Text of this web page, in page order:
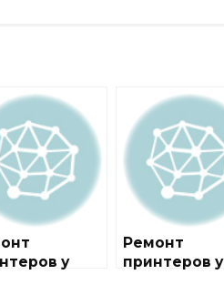
у
Ремонт
принтеров у